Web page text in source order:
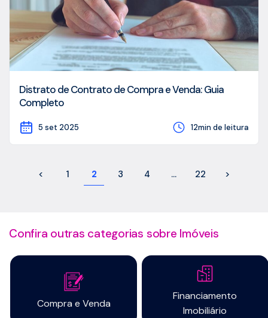
Distrato de Contrato de Compra e Venda: Guia
Completo
5 set 2025 12min de leitura
< 1 2 3 4 … 22 >
Confira outras categorias sobre Imóveis
Compra e Venda
Financiamento
Imobiliário